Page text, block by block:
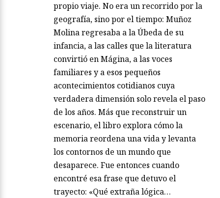
propio viaje. No era un recorrido por la
geografía, sino por el tiempo: Muñoz
Molina regresaba a la Úbeda de su
infancia, a las calles que la literatura
convirtió en Mágina, a las voces
familiares y a esos pequeños
acontecimientos cotidianos cuya
verdadera dimensión solo revela el paso
de los años. Más que reconstruir un
escenario, el libro explora cómo la
memoria reordena una vida y levanta
los contornos de un mundo que
desaparece. Fue entonces cuando
encontré esa frase que detuvo el
trayecto: «Qué extraña lógica…